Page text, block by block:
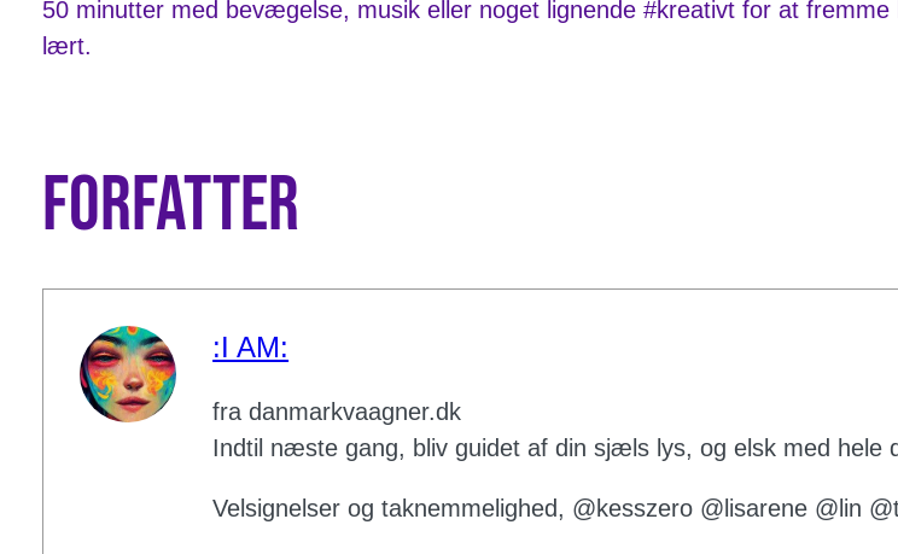
50 minutter med bevægelse, musik eller noget lignende #kreativt for at
lært.
Forfatter
:I AM:
fra danmarkvaagner.dk
Indtil næste gang, bliv guidet af din sjæls lys, og elsk med hele
Velsignelser og taknemmelighed, @kesszero @lisarene @lin